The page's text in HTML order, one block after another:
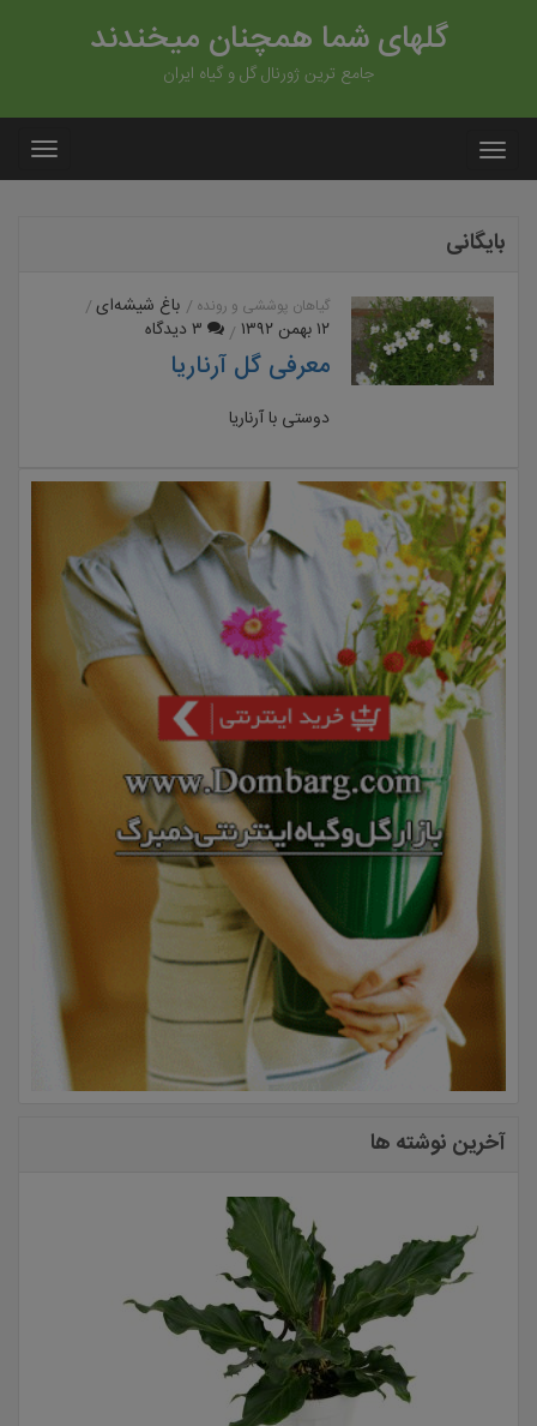
گلهای شما همچنان میخندند
جامع ترین ژورنال گل و گیاه ایران
بایگانی
گیاهان پوششی و رونده
باغ شیشه‌ای
۱۲ بهمن ۱۳۹۲
۳ دیدگاه
معرفی گل آرناریا
دوستی با آرناریا
آخرین نوشته ها